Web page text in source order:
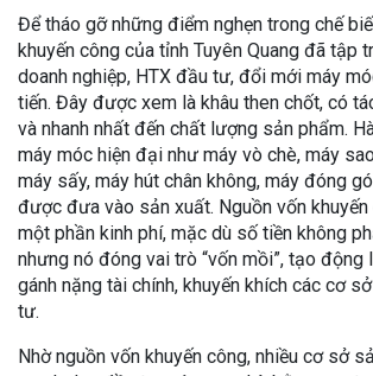
Để tháo gỡ những điểm nghẹn trong chế
khuyến công của tỉnh Tuyên Quang đã tập
doanh nghiệp, HTX đầu tư, đổi mới máy
tiến. Đây được xem là khâu then chốt, có
và nhanh nhất đến chất lượng sản phẩm.
máy móc hiện đại như máy vò chè, máy
máy sấy, máy hút chân không, máy đóng
được đưa vào sản xuất. Nguồn vốn
một phần kinh phí, mặc dù số tiền không
nhưng nó đóng vai trò “vốn mồi”, tạo
gánh nặng tài chính, khuyến khích các cơ
tư.
Nhờ nguồn vốn khuyến công, nhiều cơ sở